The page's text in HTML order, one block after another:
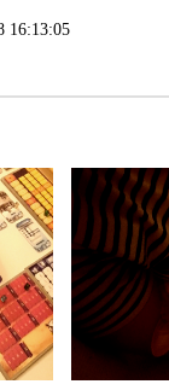
16:13:05